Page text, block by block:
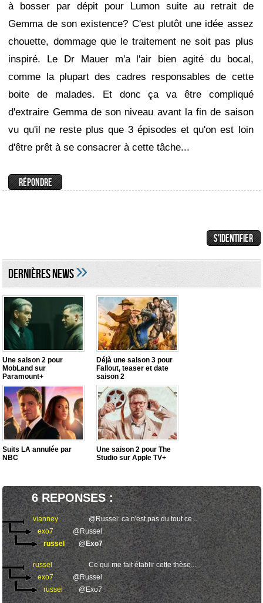
à bosser par dépit pour Lumon suite au retrait de
Gemma de son existence? C'est plutôt une idée assez
chouette, dommage que le traitement ne soit pas plus
inspiré. Le Dr Mauer m'a l'air bien agité du bocal,
comme la plupart des cadres responsables de cette
boite de malades. Et donc ça va être compliqué
d'extraire Gemma de son niveau avant la fin de saison
vu qu'il ne reste plus que 3 épisodes et qu'on est loin
d'être prêt à se consacrer à cette tâche...
DERNIÈRES NEWS»
Une saison 2 pour
MobLand sur
Paramount+
Déjà une saison 3 pour
Fallout, teaser et date
saison 2
Suits LA annulée par
NBC
Une saison 2 pour The
Studio sur Apple TV+
6 REPONSES :
vianney
@Russel: ca n'est pas du tout ce...
exo7
@Russel
russel
@Exo7
russel
Ce qui me fait établir cette thèse...
exo7
@Russel
russel
@Exo7